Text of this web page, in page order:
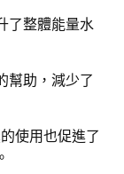
了整體能量水
幫助，減少了
使用也促進了